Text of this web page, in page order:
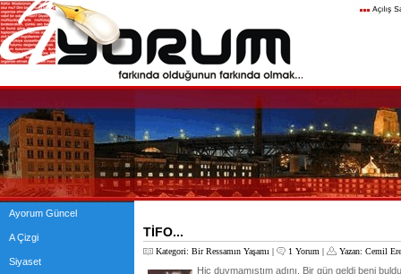
Ayorum Güncel
A Çizgi
Siyaset
TİFO...
Kategori: Bir Ressamın Yaşamı | 1 Yorum | Yazan: Cemil
Hiç duymamıştım adını. Bir gün geldi beni